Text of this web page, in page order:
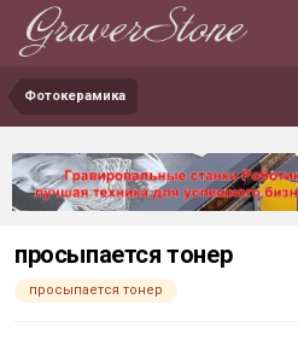
Фотокерамика
просыпается тонер
просыпается тонер